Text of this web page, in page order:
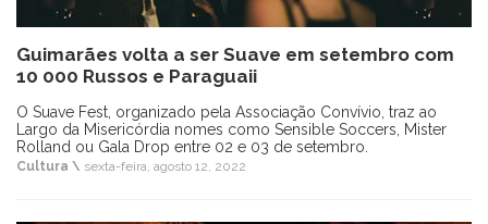
Guimarães volta a ser Suave em setembro com
10 000 Russos e Paraguaii
O Suave Fest, organizado pela Associação Convívio, traz ao
Largo da Misericórdia nomes como Sensible Soccers, Mister
Rolland ou Gala Drop entre 02 e 03 de setembro.
Cultura \ sexta-feira, agosto 12, 2022